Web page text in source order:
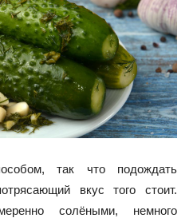
так что подождать
вкус того стоит.
солёными, немного